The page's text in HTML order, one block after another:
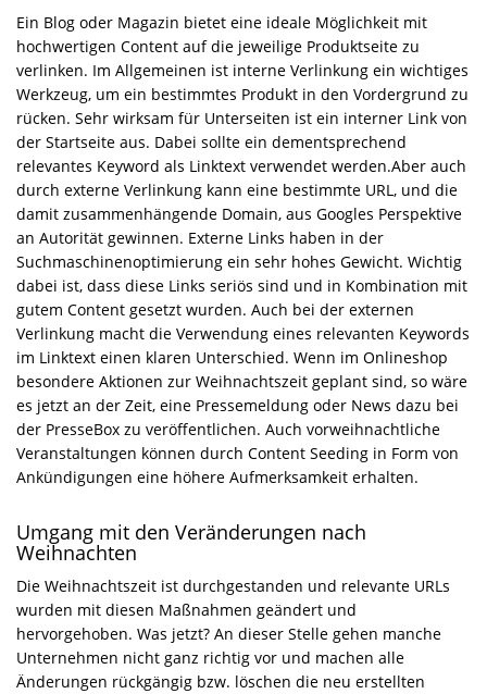
Ein Blog oder Magazin bietet eine ideale Möglichkeit mit
hochwertigen Content auf die jeweilige Produktseite zu
verlinken. Im Allgemeinen ist interne Verlinkung ein wichtiges
Werkzeug, um ein bestimmtes Produkt in den Vordergrund zu
rücken. Sehr wirksam für Unterseiten ist ein interner Link von
der Startseite aus. Dabei sollte ein dementsprechend
relevantes Keyword als Linktext verwendet werden.Aber auch
durch externe Verlinkung kann eine bestimmte URL, und die
damit zusammenhängende Domain, aus Googles Perspektive
an Autorität gewinnen. Externe Links haben in der
Suchmaschinenoptimierung ein sehr hohes Gewicht. Wichtig
dabei ist, dass diese Links seriös sind und in Kombination mit
gutem Content gesetzt wurden. Auch bei der externen
Verlinkung macht die Verwendung eines relevanten Keywords
im Linktext einen klaren Unterschied. Wenn im Onlineshop
besondere Aktionen zur Weihnachtszeit geplant sind, so wäre
es jetzt an der Zeit, eine Pressemeldung oder News dazu bei
der PresseBox zu veröffentlichen. Auch vorweihnachtliche
Veranstaltungen können durch Content Seeding in Form von
Ankündigungen eine höhere Aufmerksamkeit erhalten.
Umgang mit den Veränderungen nach
Weihnachten
Die Weihnachtszeit ist durchgestanden und relevante URLs
wurden mit diesen Maßnahmen geändert und
hervorgehoben. Was jetzt? An dieser Stelle gehen manche
Unternehmen nicht ganz richtig vor und machen alle
Änderungen rückgängig bzw. löschen die neu erstellten